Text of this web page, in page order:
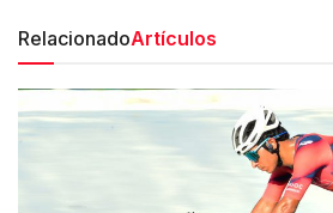
RelacionadoArtículos